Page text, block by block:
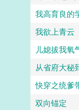
我高育良的
我欲上青云
儿媳拔我氧
从省府大秘
快穿之统爹
双向锚定